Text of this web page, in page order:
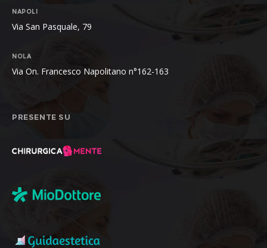
NAPOLI
Via San Pasquale, 79
NOLA
Via On. Francesco Napolitano n°162-163
PRESENTE SU